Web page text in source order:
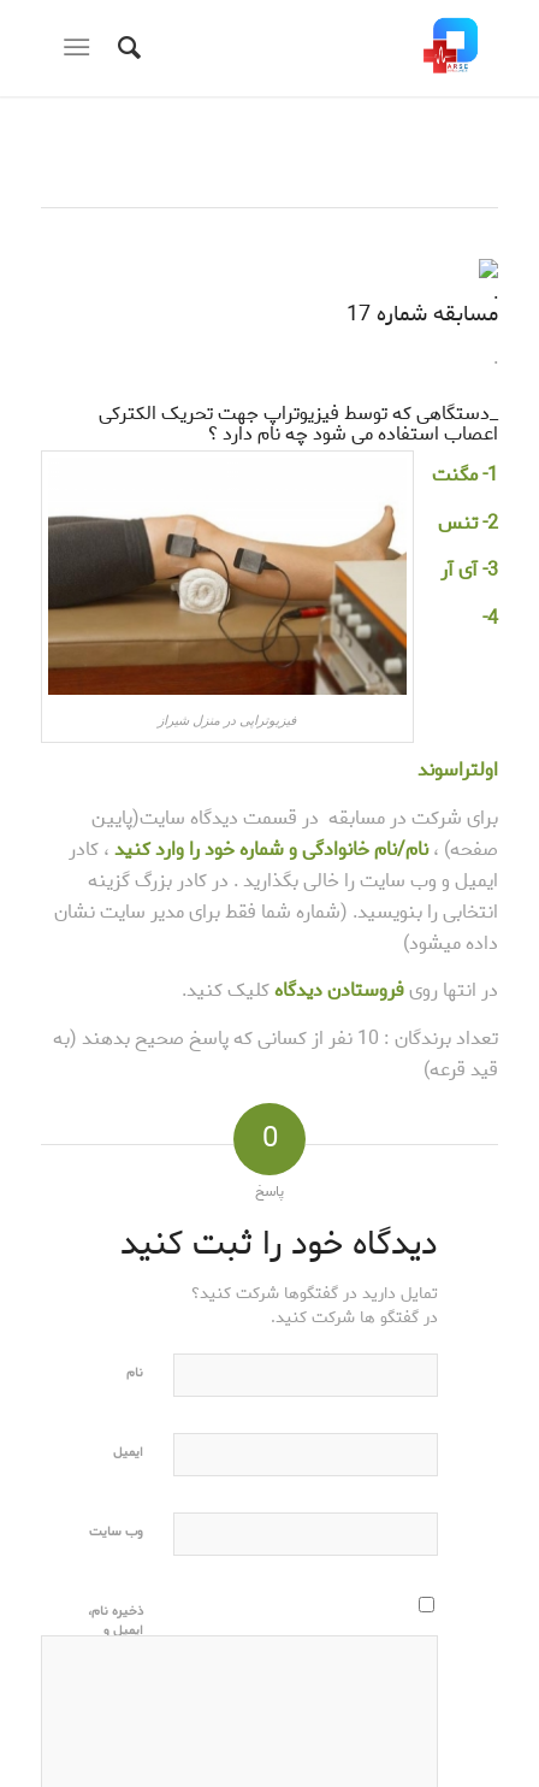
.
مسابقه شماره 17
.
_دستگاهی که توسط فیزیوتراپ جهت تحریک الکترکی
اعصاب استفاده می شود چه نام دارد ؟
فیزیوتراپی در منزل شیراز
1- مگنت
2- تنس
3- آی آر
4-
اولتراسوند
برای شرکت در مسابقه در قسمت دیدگاه سایت(پایین
صفحه) ،نام/نام خانوادگی و شماره خود را وارد کنید، کادر
ایمیل و وب سایت را خالی بگذارید . در کادر بزرگ گزینه
انتخابی را بنویسید. (شماره شما فقط برای مدیر سایت نشان
داده میشود)
در انتها رویفروستادن دیدگاهکلیک کنید.
تعداد برندگان : 10 نفر از کسانی که پاسخ صحیح بدهند (به
قید قرعه)
0
پاسخ
دیدگاه خود را ثبت کنید
تمایل دارید در گفتگوها شرکت کنید؟
در گفتگو ها شرکت کنید.
نام
ایمیل
وب‌ سایت
ذخیره نام،
ایمیل و